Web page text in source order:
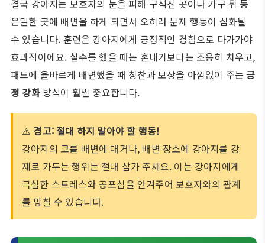
결국 강아지는 보호자의 눈을 피해 구석진 곳이나 가구 뒤 등
은밀한 곳에 배변을 하게 되면서 오히려 문제 행동이 심화될
수 있습니다. 훈련은 강아지에게 긍정적인 경험으로 다가가야
효과적이에요. 실수를 했을 때는 혼내기보다는 조용히 치우고,
패드에 올바르게 배변했을 때 칭찬과 보상을 아낌없이 주는 긍
정 강화방식이 훨씬 중요합니다.
⚠️ 경고: 절대 하지 말아야 할 행동!
강아지의 코를 배변에 대거나, 배변 장소에 강아지를 강
제로 가두는 행위는 절대 삼가 주세요. 이는 강아지에게
극심한 스트레스와 공포심을 안겨주어 보호자와의 관계
를 망칠 수 있습니다.